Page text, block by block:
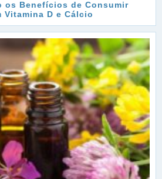
os Benefícios de Consumir
Vitamina D e Cálcio